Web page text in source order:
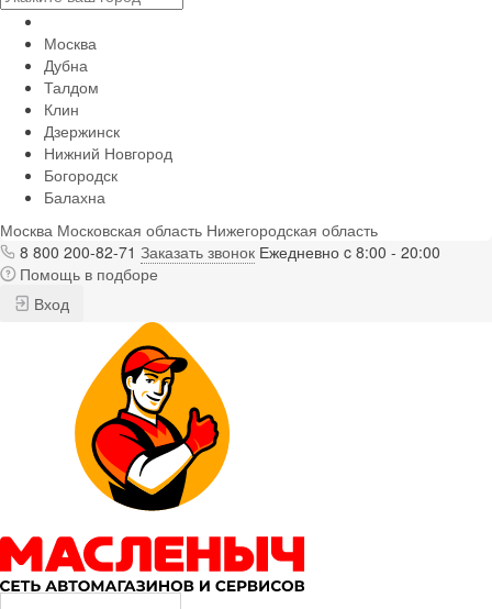
Москва
Дубна
Талдом
Клин
Дзержинск
Нижний Новгород
Богородск
Балахна
Москва Московская область Нижегородская область
8 800 200-82-71 Заказать звонок Ежедневно c 8:00 - 20:00
Помощь в подборе
Вход